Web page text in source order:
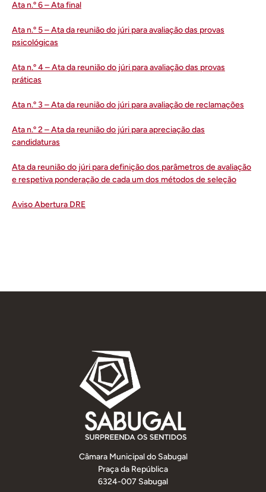
Ata n.º 6 – Ata final
Ata n.º 5 – Ata da reunião do júri para avaliação das provas
psicológicas
Ata n.º 4 – Ata da reunião do júri para avaliação das provas
práticas
Ata n.º 3 – Ata da reunião do júri para avaliação de reclamações
Ata n.º 2 – Ata da reunião do júri para apreciação das
candidaturas
Ata da reunião do júri para definição dos parâmetros de avaliação
e respetiva ponderação de cada um dos métodos de seleção
Aviso Abertura DRE
Câmara Municipal do Sabugal
Praça da República
6324-007 Sabugal